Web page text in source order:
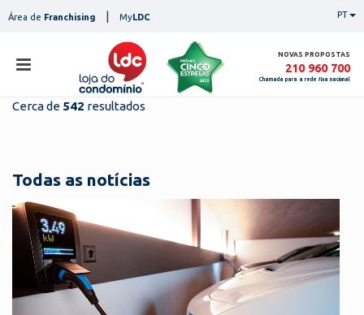
toÁrea de Franchising MyLDC PT
NOVAS PROPOSTAS
210 960 700
Chamada para a rede fixa nacional
notícias
contactos
Cerca de 542 resultados
Todas as notícias